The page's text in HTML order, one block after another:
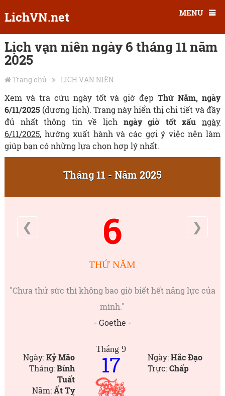
LichVN.net MENU
Lịch vạn niên ngày 6 tháng 11 năm
2025
Trang chủ LỊCH VẠN NIÊN
Xem và tra cứu ngày tốt và giờ đẹpThứ Năm, ngày
6/11/2025 (dương lịch). Trang này hiển thị chi tiết và đầy
đủ nhất thông tin về lịch ngày giờ tốt xấu ngày
6/11/2025, hướng xuất hành và các gợi ý việc nên làm
giúp bạn có những lựa chọn hợp lý nhất.
Tháng 11 - Năm 2025
❮ 6 ❯
THỨ NĂM
"Chưa thử sức thì không bao giờ biết hết năng lực của
mình."
- Goethe -
Ngày:Kỷ Mão
Tháng:Bính
Tuất
Năm:Ất Tỵ
Tháng 9
17 Ngày:Hắc Đạo
Trực:Chấp